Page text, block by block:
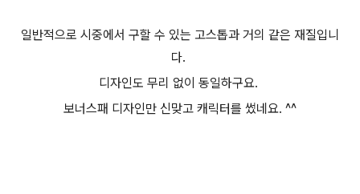
일반적으로 시중에서 구할 수 있는 고스톱과 거의 같은 재질입니
다.
디자인도 무리 없이 동일하구요.
보너스패 디자인만 신맞고 캐릭터를 썼네요. ^^